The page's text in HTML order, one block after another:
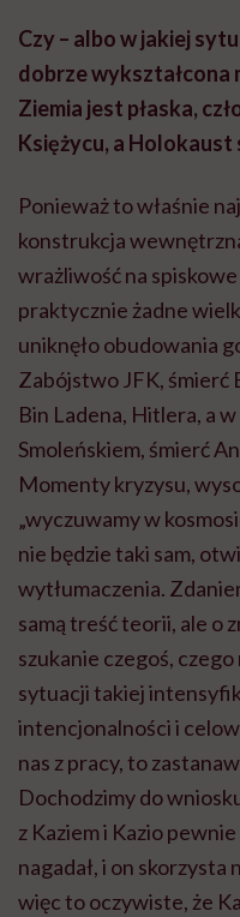
Czy – albo w jakiej
dobrze wykształcona
Ziemia jest płaska,
Księżycu, a Holokaust
Ponieważ to właśnie
konstrukcja
wrażliwość na
praktycznie żadne
uniknęło obudowania
Zabójstwo JFK, śmierć
Bin Ladena, Hitlera, a
Smoleńskiem, śmierć
Momenty kryzysu,
„wyczuwamy w
nie będzie taki sam,
wytłumaczenia.
samą treść teorii, ale o
szukanie czegoś, czego
sytuacji takiej
intencjonalności i
nas z pracy, to
Dochodzimy do
z Kaziem i Kazio
nagadał, i on skorzysta
więc to oczywiste, że